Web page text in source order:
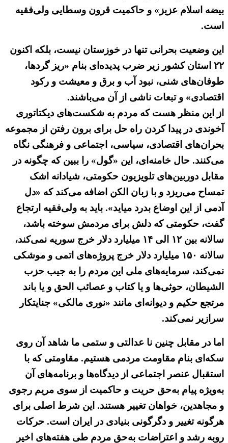
بیضه اسلام عزیز» و حاکمیت قرون وسطایی ولی‌فقیه
است.
این وضعیت بحرانی تنها در خوزستان نیست، بلکه اکنون
۲۲ استان کشور زیر ضرب پدیده‌ای بنام «ریز گردها،
طوفان‌های شنی، نبود آب و برق و معیشت و رکود
اقتصادی» و تبعات ناشی از آن می‌باشند.
از این منظر هست که مردم به شکست‌های دیکتاتوری
آخوندی در پیدا کردن راه حل برای برون رفتن از مجموعه
بحران‌های اقتصادی، سیاسی، اجتماعی و فرهنگی نگاه
می‌کنند. حال خامنه‌ای، این «گول» را ببین که چگونه در
مقابل دوربین‌های تلویزیون حکومتی، شیادانه اشک
تمساح می‌ریزد و با زبان الکن اضافه می‌کند که «دل
آدمی از این اوضاع بدرد میاید». باید به ولی‌فقیه ارتجاع
گفت، حکومتی که دلش برای مردمش سوخته باشد،
سالانه بین ۱۲ الی ۱۴ میلیارد دلار خرج سوریه نمی‌کند،
سالانه ۱۵۰ میلیارد دلار خرج پروژه‌های اتمی و موشکی
نمی‌کند، سرمایه‌های ملی این مردم را به جیب حزب
الشیطان، حوثی‌ها و یا کتاب و عصائب الحق و یا باند
مرتجع حکیم و دیوانه‌ای مانند «نوری مالکی» جنایتکار
سرازیر نمی‌کند.
اما در مقابل چنین نا عدالتی و ستمی ما شاهد آن روی
سکه‌ای بنام مقاومت مردمی هستیم. مقاومتی که با
استقبال عنصر اجتماعی از دیدگاه‌ها و برنامه‌های آن
به‌ویژه پیام به‌حق حریت و حاکمیت از سوی مریم رجوی
و مجاهدین، خواهان تغییر هستند. این شرط اصلی برای
هرگونه تغییر و دگرگونی بنیادی در ایران است. حرکات
روبه رشد و اعتراضات به‌حق مردم طی هفته‌های اخیر